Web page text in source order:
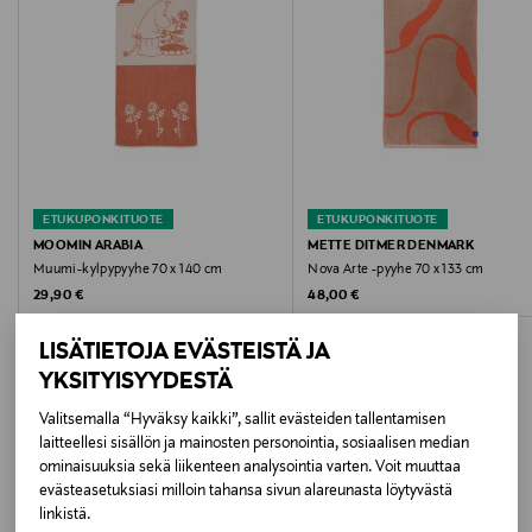
LISÄTIETOJA EVÄSTEISTÄ JA
YKSITYISYYDESTÄ
Valitsemalla “Hyväksy kaikki”, sallit evästeiden tallentamisen
laitteellesi sisällön ja mainosten personointia, sosiaalisen median
ominaisuuksia sekä liikenteen analysointia varten. Voit muuttaa
evästeasetuksiasi milloin tahansa sivun alareunasta löytyvästä
linkistä.
Valmistusmaa
Turkki
Valmistajan tuotenumero
RETTWL01
Valmistaja
Mette Ditmer Denmark ApS
ETUKUPONKITUOTE
MOOMIN ARABIA
Muumi-kylpypyyhe 70 x 140 cm
Original Price
29,90 €
ETUKUPONKITUOTE
METTE DITMER DENMARK
Nova Arte -pyyhe 70 x 133 cm
Original Price
48,00 €
LISÄÄ KIINNOSTAVIA
TUOTTEITA